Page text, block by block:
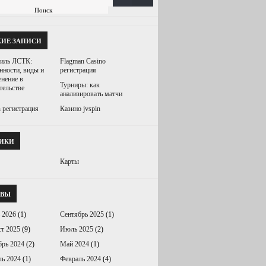
ЗАПИСИ
ЛСТК:
виды и
в
Flagman Casino
регистрация
Турниры: как
анализировать матчи
Казино jvspin
Карты
(1) Сентябрь 2025 (1)
2025 (9) Июль 2025 (2)
2024 (2) Май 2024 (1)
2024 (1) Февраль 2024 (4)